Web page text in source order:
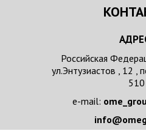
Российская
ул.Энтузиастов , 12 ,
510
e-mail: